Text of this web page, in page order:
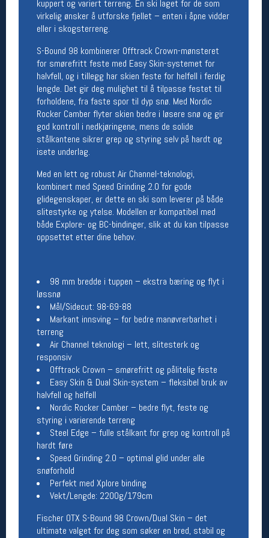
kuppert og variert terreng. En ski laget for de som
virkelig ønsker å utforske fjellet – enten i åpne vidder
eller i skogsterreng.
S-Bound 98 kombinerer Offtrack Crown-mønsteret
for smørefritt feste med Easy Skin-systemet for
halvfell, og i tillegg har skien feste for helfell i ferdig
lengde. Det gir deg mulighet til å tilpasse festet til
forholdene, fra faste spor til dyp snø. Med Nordic
Rocker Camber flyter skien bedre i løsere snø og gir
god kontroll i nedkjøringene, mens de solide
stålkantene sikrer grep og styring selv på hardt og
isete underlag.
Med en lett og robust Air Channel-teknologi,
kombinert med Speed Grinding 2.0 for gode
glidegenskaper, er dette en ski som leverer på både
slitestyrke og ytelse. Modellen er kompatibel med
både Explore- og BC-bindinger, slik at du kan tilpasse
oppsettet etter dine behov.
98 mm bredde i tuppen – ekstra bæring og flyt i
løssnø
Mål/Sidecut: 98-69-88
Markant innsving – for bedre manøvrerbarhet i
terreng
Air Channel teknologi – lett, slitesterk og
responsiv
Offtrack Crown – smørefritt og pålitelig feste
Easy Skin & Dual Skin-system – fleksibel bruk av
halvfell og helfell
Nordic Rocker Camber – bedre flyt, feste og
styring i varierende terreng
Steel Edge – fulle stålkant for grep og kontroll på
hardt føre
Speed Grinding 2.0 – optimal glid under alle
snøforhold
Perfekt med Xplore binding
Vekt/Lengde: 2200g/179cm
Fischer OTX S-Bound 98 Crown/Dual Skin – det
ultimate valget for deg som søker en bred, stabil og
Åpningstider butikk
Man-Fredag:
Team Oslo Sportslager
Magasinet
Medlemstilbud og aktiviteter
MELD DEG INN GRATIS
Åpningstider verkstedet
Man-Fredag:
11-18
Lørdag:
11-16
Om verkstedet
For å bestille time må du logge inn i
nettbutikken og trykke på den nederste blå
Betingelser
Salgsbetingelser
Personsvernerklæring
Informasjonskapsler
Bærekraft
Org. nr: 976754360
Ledige stillinger
Ledige stillinger
Følg oss på